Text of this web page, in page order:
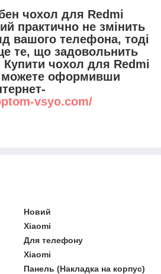
чохол для Redmi
практично не змінить
вашого телефона, тоді
те, що задовольнить
Купити чохол для Redmi
можете оформивши
vsyo.com/
Новий
Xiaomi
Для телефону
Xiaomi
Панель (Накладка на корпус)